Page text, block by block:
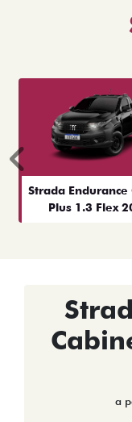
Strada Endurance
Plus 1.3 Flex
a